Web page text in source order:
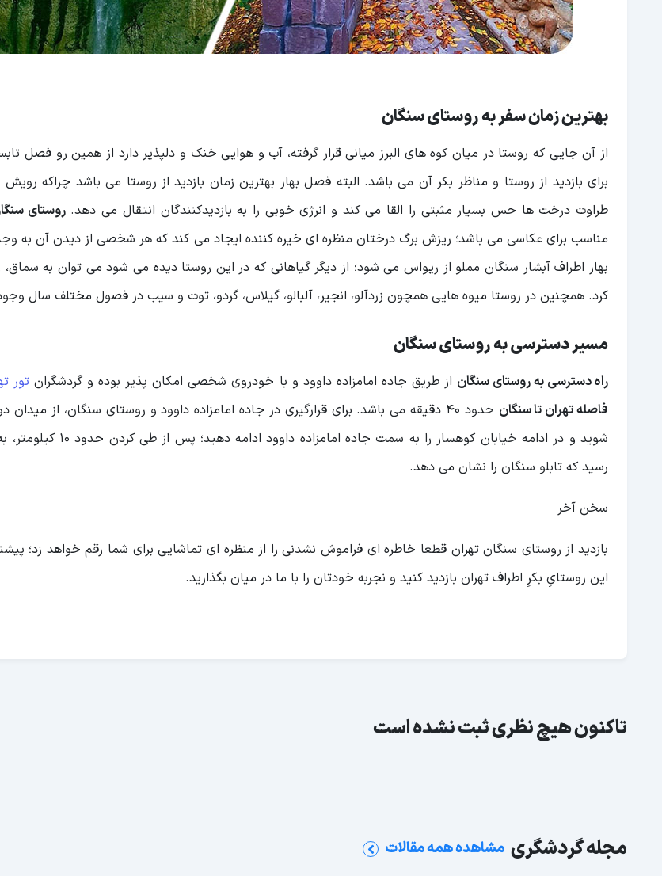
بهترین زمان سفر به روستای سنگان
از آن جایی که روستا در میان کوه های البرز میانی قرار گرفته، آب و هوایی خنک و دلپذیر دارد از همین رو فصل
برای بازدید از روستا و مناظر بکر آن می باشد. البته فصل بهار بهترین زمان بازدید از روستا می باشد چراکه
طراوت درخت ها حس بسیار مثبتی را القا می کند و انرژی خوبی را به بازدیدکنندگان انتقال می دهد.روستای
مناسب برای عکاسی می باشد؛ ریزش برگ درختان منظره ای خیره کننده ایجاد می کند که هر شخصی از دیدن آن به
بهار اطراف آبشار سنگان مملو از ریواس می شود؛ از دیگر گیاهانی که در این روستا دیده می شود می توان به سماق،
کرد. همچنین در روستا میوه هایی همچون زردآلو، انجیر، آلبالو، گیلاس، گردو، توت و سیب در فصول مختلف سال
مسیر دسترسی به روستای سنگان
راه دسترسی به روستای سنگان از طریق جاده امامزاده داوود و با خودروی شخصی امکان پذیر بوده و گردشگران تور
فاصله تهران تا سنگان
حدود 40 دقیقه می باشد. برای قرارگیری در جاده امامزاده داوود و روستای سنگان، از
شوید و در ادامه خیابان کوهسار را به سمت
رسید که تابلو سنگان را نشان می دهد.
سخن آخر
بازدید از روستای سنگان تهران قطعا خاطره ای فراموش نشدنی را از منظره ای تماشایی برای شما رقم خواهد زد؛
این روستایِ بکرِ اطراف تهران بازدید کنید و نجربه خودتان را با ما در میان بگذارید.
تاکنون هیچ نظری ثبت نشده است
مجله گردشگری مشاهده همه مقالات